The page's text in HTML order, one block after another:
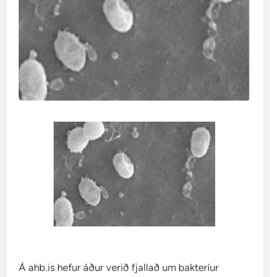
Á ahb.is hefur áður verið fjallað um bakteríur